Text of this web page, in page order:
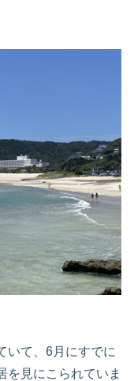
いて、6月にすでに
を見にこられていま